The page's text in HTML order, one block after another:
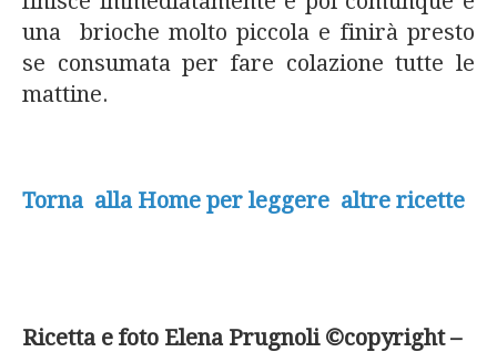
una brioche molto piccola e finirà presto
se consumata per fare colazione tutte le
mattine.
Torna alla Home per leggere altre ricette
Ricetta e foto Elena Prugnoli ©copyright –